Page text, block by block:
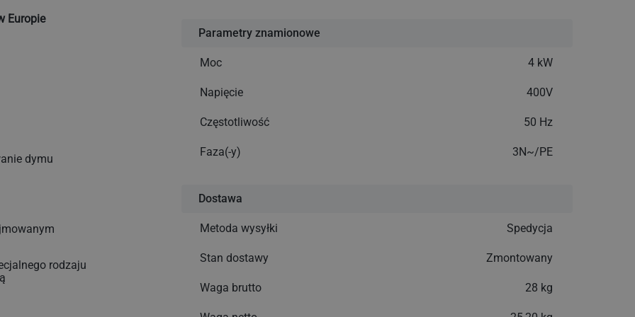
Europie
dymu
rodzaju
Parametry znamionowe
Moc 4 kW
Napięcie 400V
Częstotliwość 50 Hz
Faza(-y) 3N~/PE
Dostawa
Metoda wysyłki Spedycja
Stan dostawy Zmontowany
Waga brutto 28 kg